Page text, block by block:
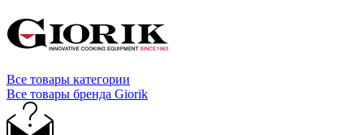
Все товары категории
Все товары бренда Giorik